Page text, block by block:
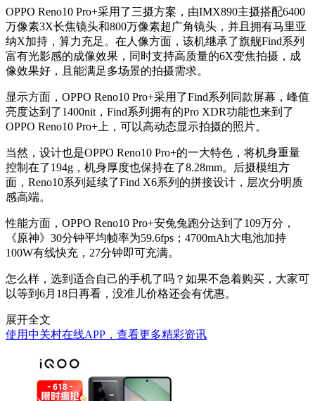
OPPO Reno10 Pro+采用了三摄方案，由IMX890主摄搭配6400
万像素3X长焦镜头和800万像素超广角镜头，并且拥有马里亚
纳X加持，算力充足。在人像方面，该机继承了旗舰Find系列
富有光影感的成像效果，同时支持高质量的6X变焦拍摄，成
像效果好，且能满足多场景的拍摄需求。
显示方面，OPPO Reno10 Pro+采用了Find系列同款屏幕，峰值
亮度达到了1400nit，Find系列拥有的Pro XDR功能也来到了
OPPO Reno10 Pro+上，可以高动态显示拍摄的照片。
当然，设计也是OPPO Reno10 Pro+的一大特色，将机身重量
控制在了194g，机身厚度也保持在了8.28mm。后摄模组方
面，Reno10系列延续了Find X6系列的拼接设计，层次分明质
感高端。
性能方面，OPPO Reno10 Pro+安兔兔跑分达到了109万分，
《原神》30分钟平均帧率为59.6fps；4700mAh大电池加持
100W有线快充，27分钟即可充满。
怎么样，选到适合自己的手机了吗？如果不急着购买，大家可
以等到6月18日再看，没准儿价格还会有优惠。
展开全文
使用中关村在线APP，查看更多精彩资讯